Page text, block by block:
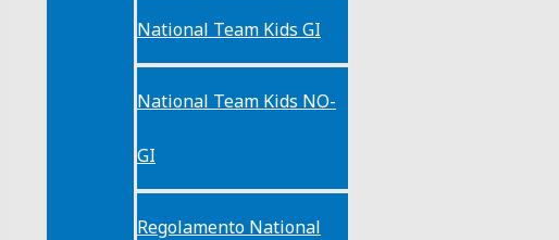
National Team Kids GI
National Team Kids NO-
GI
Regolamento National